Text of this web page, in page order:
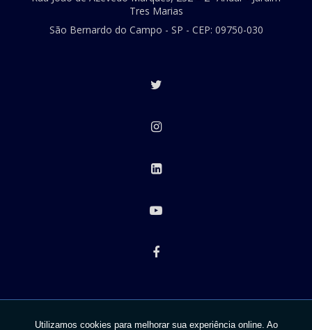
Tres Marias
São Bernardo do Campo - SP - CEP: 09750-030